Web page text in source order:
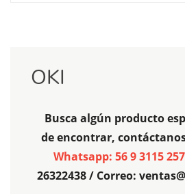
OKI
Busca algún producto
de encontrar,
Whatsapp: 56 9 3115
26322438 / Correo: